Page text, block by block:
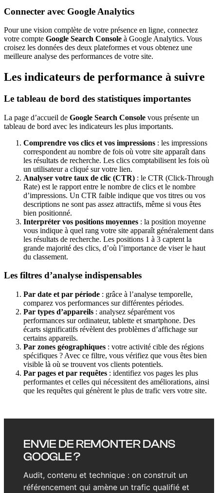
Connecter avec Google Analytics
Pour une vision complète de votre présence en ligne, connectez
votre compte Google Search Console à Google Analytics. Vous
croisez les données des deux plateformes et vous obtenez une
meilleure analyse des performances de votre site.
Les indicateurs de performance à suivre
Le tableau de bord des statistiques importantes
La page d’accueil de Google Search Console vous présente un
tableau de bord avec les indicateurs les plus importants.
Comprendre vos clics et vos impressions : les impressions
correspondent au nombre de fois où votre site apparaît dans
les résultats de recherche. Les clics comptabilisent les fois où
un utilisateur a cliqué sur votre lien.
Analyser votre taux de clic (CTR) : le CTR (Click-Through
Rate) est le rapport entre le nombre de clics et le nombre
d’impressions. Un CTR faible indique que vos titres ou vos
descriptions ne sont pas assez attractifs, même si vous êtes
bien positionné.
Interpréter vos positions moyennes : la position moyenne
vous indique à quel rang votre site apparaît généralement dans
les résultats de recherche. Les positions 1 à 3 captent la
grande majorité des clics, d’où l’importance de viser le haut
du classement.
Les filtres d’analyse indispensables
Par date et par période : grâce à l’analyse temporelle,
comparez vos performances sur différentes périodes.
Par types d’appareils : analysez séparément vos
performances sur ordinateur, tablette et smartphone. Des
écarts significatifs révèlent des problèmes d’affichage sur
certains appareils.
Par zones géographiques : votre activité cible des régions
spécifiques ? Avec ce filtre, vous vérifiez que vous êtes bien
visible là où se trouvent vos clients potentiels.
Par pages et par requêtes : identifiez vos pages les plus
performantes et celles qui nécessitent des améliorations, ainsi
que les requêtes qui génèrent le plus de trafic vers votre site.
ENVIE DE REMONTER DANS
GOOGLE ?
Audit, contenu et technique : on construit un
référencement qui amène un trafic qualifié et